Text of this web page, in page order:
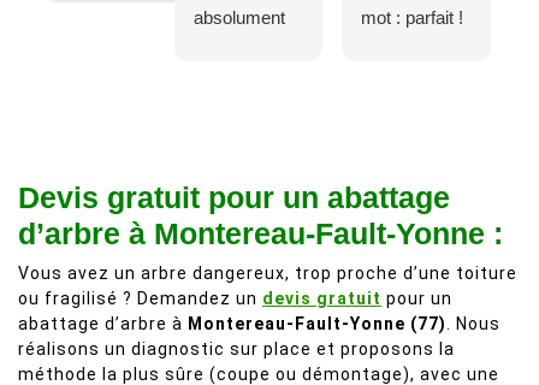
absolument
comme on en
fait plus!
mot : parfait !
débordait trop
chez les
voisins et
plein de bois
mort. C'est
délicat parce
que c'est un
Devis gratuit pour un abattage
d’arbre à Montereau-Fault-Yonne :
Vous avez un arbre dangereux, trop proche d’une toiture
ou fragilisé ? Demandez un devis gratuit pour un
abattage d’arbre à Montereau-Fault-Yonne (77)
. Nous
réalisons un diagnostic sur place et proposons la
méthode la plus sûre (coupe ou démontage), avec une